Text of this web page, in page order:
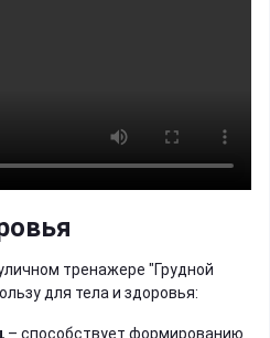
тренажере "Грудной
для тела и здоровья:
– способствует формированию